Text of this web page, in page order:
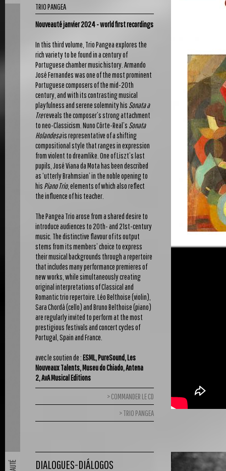
TRIO PANGEA
Nouveauté janvier 2024 - world first recordings
In this third volume, Trio Pangea explores the
rich variety to be found in a century of
Portuguese chamber music history. Armando
José Fernandes was one of the most prominent
Portuguese composers of the mid-20th
century, and with its contrasting musical
playfulness and serene solemnity his Sonata a
Trereveals the composer’s strong attachment
to neo-Classicism. Nuno Côrte-Real’s Sonata
Holandesais representative of a shifting
compositional style that ranges in expression
from violent to dreamlike. One of Liszt’s last
pupils, José Viana da Mota has been described
as ‘utterly Brahmsian’ in the noble opening to
his Piano Trio, elements of which also reflect
the influence of his teacher.
The Pangea Trio arose from a shared desire to
introduce audiences to 20th- and 21st-century
music. The distinctive flavour of its output
stems from its members’ choice to express
their musical backgrounds through a repertoire
that includes many performance premieres of
new works, while simultaneously creating
original interpretations of Classical and
Romantic trio repertoire. Léo Belthoise (violin),
Sara Chordà (cello) and Bruno Belthoise (piano)
are regularly invited to perform at the most
prestigious festivals and concert cycles of
Portugal, Spain and France.
avec le soutien de :ESML, PureSound, Les
Nouveaux Talents, Museu do Chiado, Antena
2, AvA Musical Editions
COMMANDER LE CD
TRIO PANGEA
DIALOGUES-DIÁLOGOS